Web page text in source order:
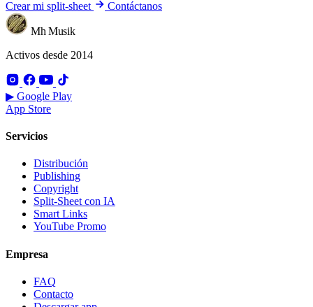
Crear mi split-sheet Contáctanos
Mh Musik
Activos desde 2014
▶ Google Play
App Store
Servicios
Distribución
Publishing
Copyright
Split-Sheet con IA
Smart Links
YouTube Promo
Empresa
FAQ
Contacto